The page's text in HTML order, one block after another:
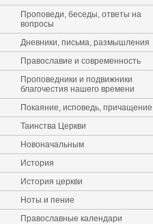
Проповеди, беседы, ответы на
вопросы
Дневники, письма, размышления
Православие и современность
Проповедники и подвижники
благочестия нашего времени
Покаяние, исповедь, причащение
Таинства Церкви
Новоначальным
История
История церкви
Ноты и пение
Православные календари